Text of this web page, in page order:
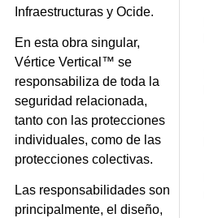
Infraestructuras y Ocide.
En esta obra singular,
Vértice Vertical™ se
responsabiliza de toda la
seguridad relacionada,
tanto con las protecciones
individuales, como de las
protecciones colectivas.
Las responsabilidades son
principalmente, el diseño,